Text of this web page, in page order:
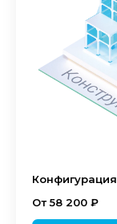
От 58 200 ₽